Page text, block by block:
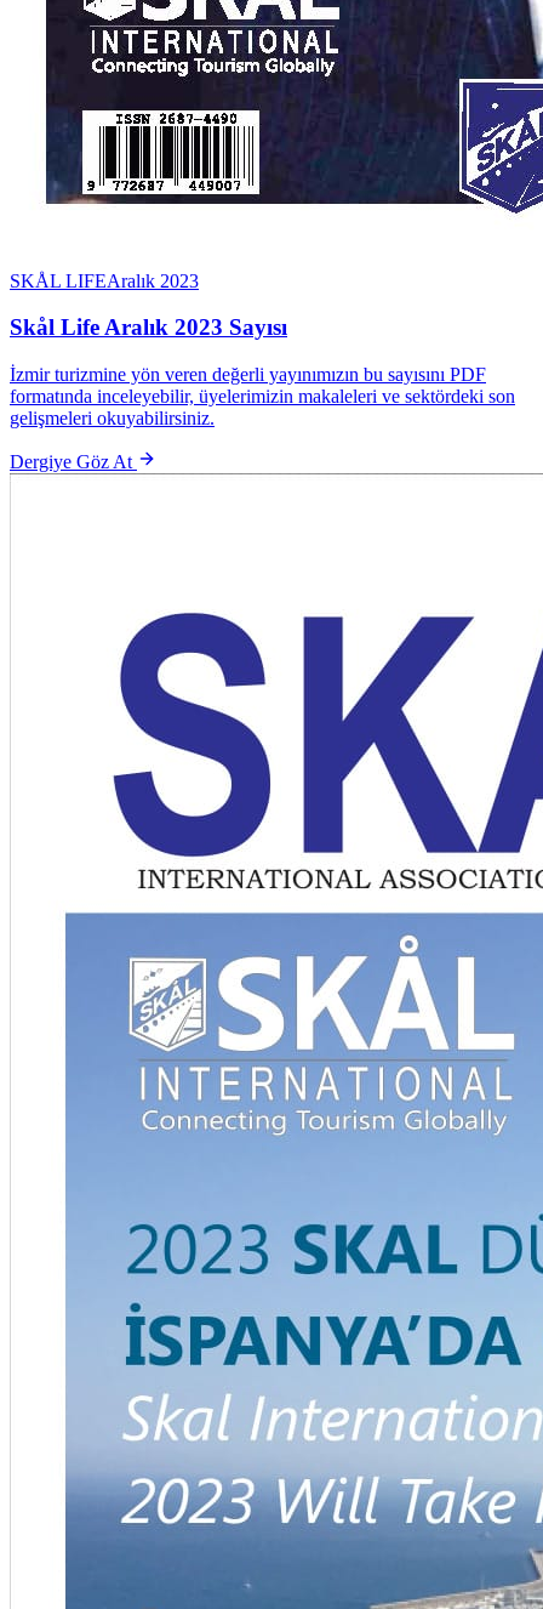
SKÅL LIFEAralık 2023
Skål Life Aralık 2023 Sayısı
İzmir turizmine yön veren değerli yayınımızın bu sayısını PDF
formatında inceleyebilir, üyelerimizin makaleleri ve sektördeki son
gelişmeleri okuyabilirsiniz.
Dergiye Göz At